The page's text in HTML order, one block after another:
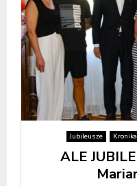
Jubileusze Kronika
ALE